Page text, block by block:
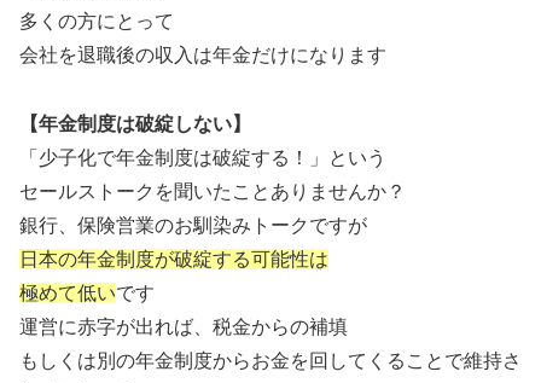
多くの方にとって
会社を退職後の収入は年金だけになります
【年金制度は破綻しない】
「少子化で年金制度は破綻する！」という
セールストークを聞いたことありませんか？
銀行、保険営業のお馴染みトークですが
日本の年金制度が破綻する可能性は
極めて低いです
運営に赤字が出れば、税金からの補填
もしくは別の年金制度からお金を回してくることで維持さ